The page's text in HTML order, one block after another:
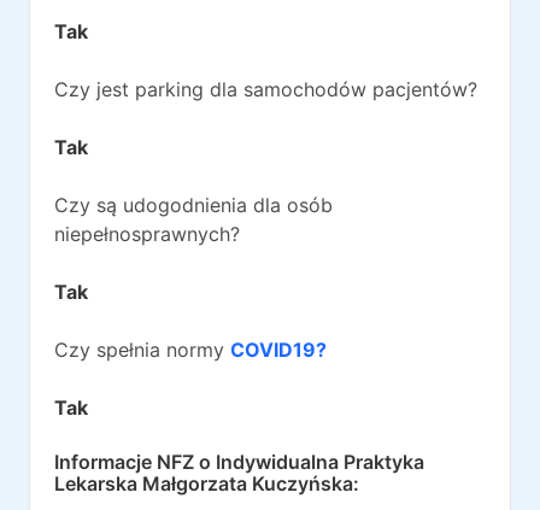
Tak
Czy jest parking dla samochodów pacjentów?
Tak
Czy są udogodnienia dla osób
niepełnosprawnych?
Tak
Czy spełnia normy COVID19?
Tak
Informacje NFZ o Indywidualna Praktyka
Lekarska Małgorzata Kuczyńska: